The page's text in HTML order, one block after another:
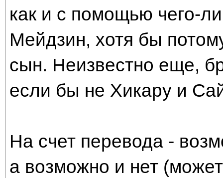
как и с помощью чего-
Мейдзин, хотя бы
сын. Неизвестно еще,
если бы не Хикару и
На счет перевода -
а возможно и нет